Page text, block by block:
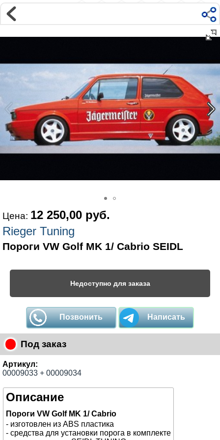
Магазин
Интернет-магазин �...
Цена: 12 250,00 руб.
Rieger Tuning
Пороги VW Golf MK 1/ Cabrio SEIDL
Недоступно для заказа
Позвонить Написать
Под заказ
Артикул:
00009033 + 00009034
Описание
Пороги VW Golf MK 1/ Cabrio
- изготовлен из ABS пластика
- средства для установки порога в комплекте
Наши контакты:
г. Москва, м.ВДНХ
ул Ярославская д9 к2с5
Маршрут на Авто|Маршрут пешком
Телефон:
+7 985 364 2044
@vonardtuning:vonard.ru
пн-пт 10:30-19:00,сб 12:00-16:00
Мы в соц сетях: